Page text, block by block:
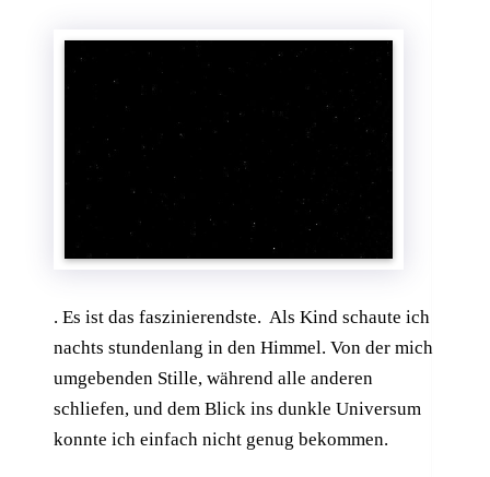
. Es ist das faszinierendste. Als Kind schaute ich
nachts stundenlang in den Himmel. Von der mich
umgebenden Stille, während alle anderen
schliefen, und dem Blick ins dunkle Universum
konnte ich einfach nicht genug bekommen.